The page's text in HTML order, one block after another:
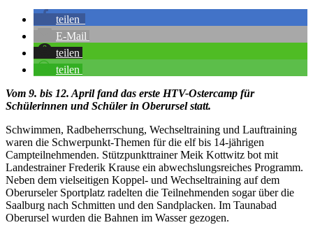
teilen
E-Mail
teilen
teilen
Vom 9. bis 12. April fand das erste HTV-Ostercamp für
Schülerinnen und Schüler in Oberursel statt.
Schwimmen, Radbeherrschung, Wechseltraining und Lauftraining
waren die Schwerpunkt-Themen für die elf bis 14-jährigen
Campteilnehmenden. Stützpunkttrainer Meik Kottwitz bot mit
Landestrainer Frederik Krause ein abwechslungsreiches Programm.
Neben dem vielseitigen Koppel- und Wechseltraining auf dem
Oberurseler Sportplatz radelten die Teilnehmenden sogar über die
Saalburg nach Schmitten und den Sandplacken. Im Taunabad
Oberursel wurden die Bahnen im Wasser gezogen.